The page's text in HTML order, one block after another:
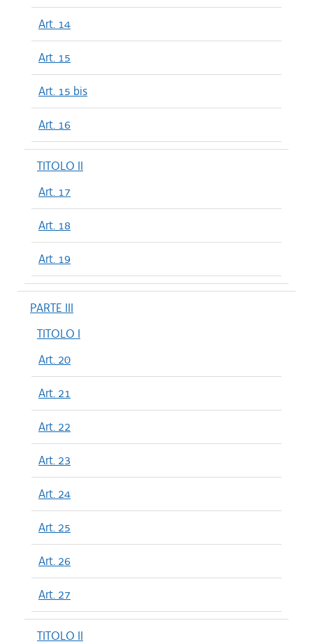
Art. 14
Art. 15
Art. 15 bis
Art. 16
TITOLO II
Art. 17
Art. 18
Art. 19
PARTE III
TITOLO I
Art. 20
Art. 21
Art. 22
Art. 23
Art. 24
Art. 25
Art. 26
Art. 27
TITOLO II